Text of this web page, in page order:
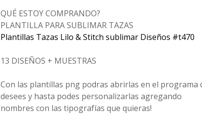
QUÉ ESTOY COMPRANDO?
PLANTILLA PARA SUBLIMAR TAZAS
Plantillas Tazas Lilo & Stitch sublimar Diseños #t470
13 DISEÑOS + MUESTRAS
Con las plantillas png podras abrirlas en el programa
desees y hasta podes personalizarlas agregando
nombres con las tipografías que quieras!